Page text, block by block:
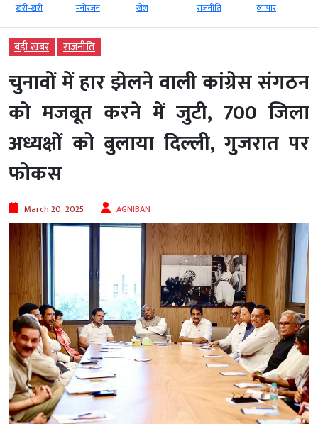
खरी-खरी मनोरंजन खेल राजनीति व्‍यापार
बड़ी खबर राजनीति
चुनावों में हार झेलने वाली कांग्रेस संगठन
को मजबूत करने में जुटी, 700 जिला
अध्यक्षों को बुलाया दिल्ली, गुजरात पर
फोकस
March 20, 2025 AGNIBAN